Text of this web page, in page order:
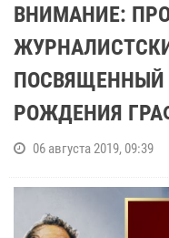
ВНИМАНИЕ:
ПОСВЯЩЕННЫЙ
РОЖДЕНИЯ
06 августа 2019, 09:39